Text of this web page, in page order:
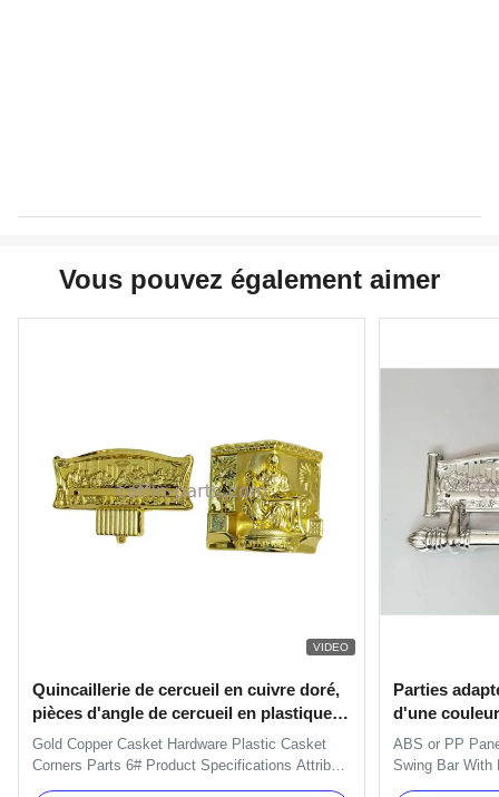
Vous pouvez également aimer
VIDEO
Quincaillerie de cercueil en cuivre doré,
pièces d'angle de cercueil en plastique
9#
Gold Copper Casket Hardware Plastic Casket
Corners Parts 6# Product Specifications Attribute
Value Name Casket Hardware Corners Color
Parties
d'une
enterrement
d'oscillation
ABS or PP
Swing Bar With
One set of